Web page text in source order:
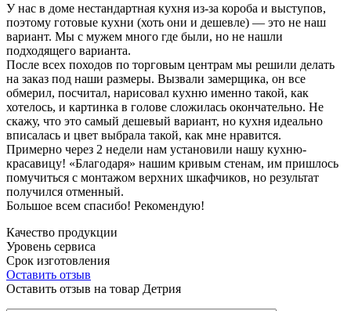
У нас в доме нестандартная кухня из-за короба и выступов,
поэтому готовые кухни (хоть они и дешевле) — это не наш
вариант. Мы с мужем много где были, но не нашли
подходящего варианта.
После всех походов по торговым центрам мы решили делать
на заказ под наши размеры. Вызвали замерщика, он все
обмерил, посчитал, нарисовал кухню именно такой, как
хотелось, и картинка в голове сложилась окончательно. Не
скажу, что это самый дешевый вариант, но кухня идеально
вписалась и цвет выбрала такой, как мне нравится.
Примерно через 2 недели нам установили нашу кухню-
красавицу! «Благодаря» нашим кривым стенам, им пришлось
помучиться с монтажом верхних шкафчиков, но результат
получился отменный.
Большое всем спасибо! Рекомендую!
Качество продукции
Уровень сервиса
Срок изготовления
Оставить отзыв
Оставить отзыв на товар Детрия